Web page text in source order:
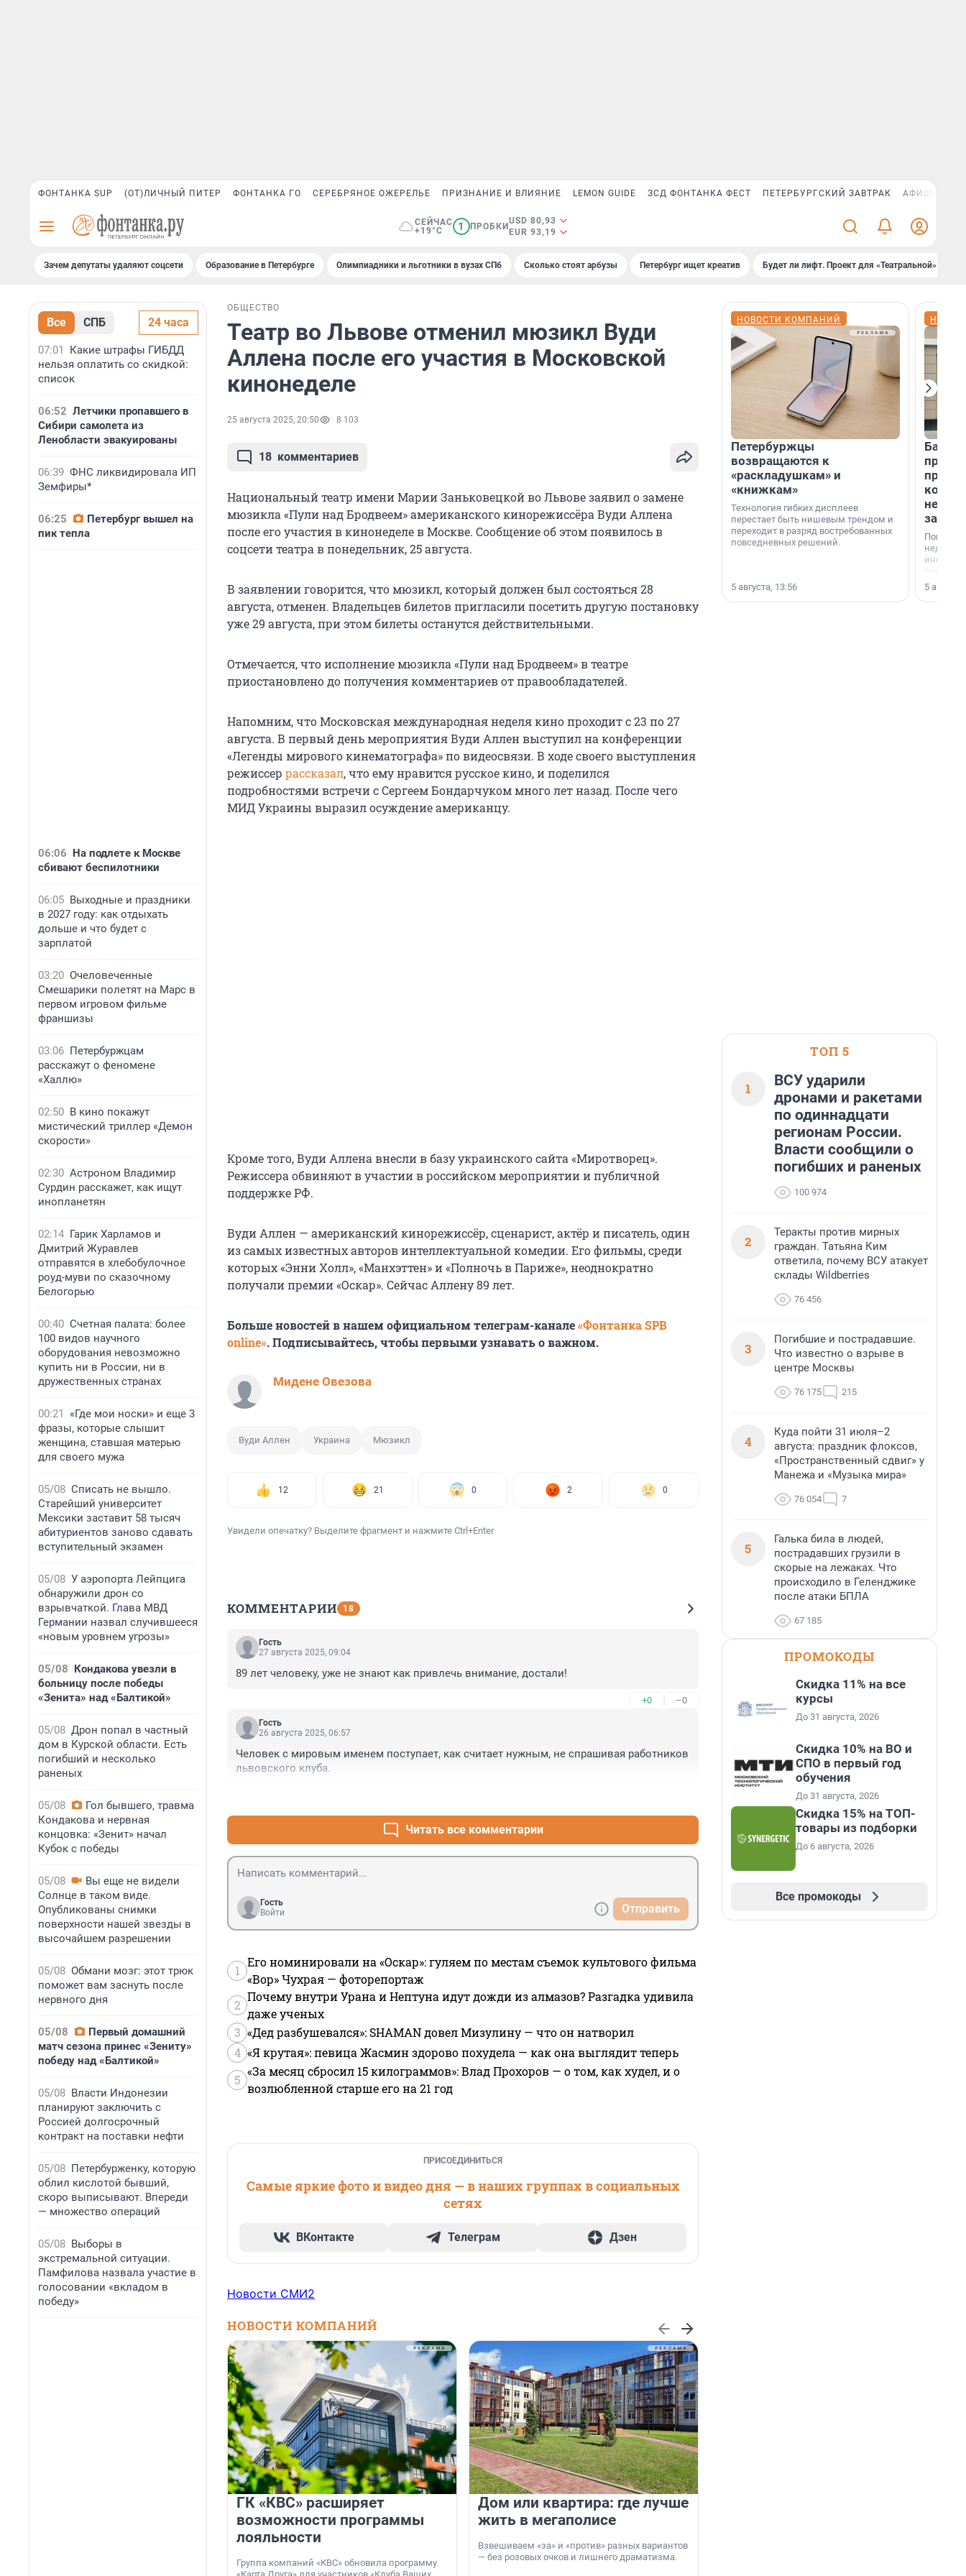
ФОНТАНКА SUP (ОТ)ЛИЧНЫЙ ПИТЕР ФОНТАНКА ГО СЕРЕБРЯНОЕ ОЖЕРЕЛЬЕ ПРИЗНАНИЕ И ВЛИЯНИЕ LEMON GUIDE ЗСД ФОНТАНКА ФЕСТ ПЕТЕРБУРГСКИЙ ЗАВТРАК АФИША PLUS
СЕЙЧАС
+19°C
1 ПРОБКИ
USD 80,93
EUR 93,19
Зачем депутаты удаляют соцсети Образование в Петербурге Олимпиадники и льготники в вузах СПб Сколько стоят арбузы Петербург ищет креатив Будет ли лифт. Проект для «Театральной»
Все СПБ 24 часа
07:01
Какие штрафы ГИБДД
нельзя оплатить со скидкой:
список
06:52 Летчики пропавшего в
Сибири самолета из
Ленобласти эвакуированы
06:39 ФНС ликвидировала ИП
Земфиры*
06:25
Петербург вышел на
пик тепла
06:06 На подлете к Москве
сбивают беспилотники
06:05 Выходные и праздники
в 2027 году: как отдыхать
дольше и что будет с
зарплатой
03:20 Очеловеченные
Смешарики полетят на Марс в
первом игровом фильме
франшизы
03:06 Петербуржцам
расскажут о феномене
«Халлю»
02:50 В кино покажут
мистический триллер «Демон
скорости»
02:30 Астроном Владимир
Сурдин расскажет, как ищут
инопланетян
02:14 Гарик Харламов и
Дмитрий Журавлев
отправятся в хлебобулочное
роуд-муви по сказочному
Белогорью
00:40 Счетная палата: более
100 видов научного
оборудования невозможно
купить ни в России, ни в
дружественных странах
00:21
«Где мои носки» и еще 3
фразы, которые слышит
женщина, ставшая матерью
для своего мужа
05/08 Списать не вышло.
Старейший университет
Мексики заставит 58 тысяч
абитуриентов заново сдавать
вступительный экзамен
05/08 У аэропорта Лейпцига
обнаружили дрон со
взрывчаткой. Глава МВД
Германии назвал случившееся
«новым уровнем угрозы»
05/08 Кондакова увезли в
больницу после победы
«Зенита» над «Балтикой»
05/08 Дрон попал в частный
дом в Курской области. Есть
погибший и несколько
раненых
05/08
Гол бывшего, травма
Кондакова и нервная
концовка: «Зенит» начал
Кубок с победы
05/08
Вы еще не видели
Солнце в таком виде.
Опубликованы снимки
поверхности нашей звезды в
высочайшем разрешении
05/08 Обмани мозг: этот трюк
поможет вам заснуть после
нервного дня
05/08
Первый домашний
матч сезона принес «Зениту»
победу над «Балтикой»
05/08 Власти Индонезии
планируют заключить с
Россией долгосрочный
контракт на поставки нефти
05/08 Петербурженку, которую
облил кислотой бывший,
скоро выписывают. Впереди
— множество операций
05/08 Выборы в
экстремальной ситуации.
Памфилова назвала участие в
голосовании «вкладом в
победу»
ОБЩЕСТВО
Театр во Львове отменил мюзикл Вуди
Аллена после его участия в Московской
кинонеделе
25 августа 2025, 20:50 8 103
18 комментариев
Национальный театр имени Марии Заньковецкой во Львове заявил о замене
мюзикла «Пули над Бродвеем» американского кинорежиссёра Вуди Аллена
после его участия в кинонеделе в Москве. Сообщение об этом появилось в
соцсети театра в понедельник, 25 августа.
В заявлении говорится, что мюзикл, который должен был состояться 28
августа, отменен. Владельцев билетов пригласили посетить другую постановку
уже 29 августа, при этом билеты останутся действительными.
Отмечается, что исполнение мюзикла «Пули над Бродвеем» в театре
приостановлено до получения комментариев от правообладателей.
Напомним, что Московская международная неделя кино проходит с 23 по 27
августа. В первыйдень мероприятия Вуди Аллен выступил на конференции
«Легенды мирового кинематографа» по видеосвязи. В ходе своего выступления
режиссер рассказал, что ему нравится русское кино, и поделился
подробностями встречи с Сергеем Бондарчуком много лет назад. После чего
МИД Украины выразил осуждение американцу.
Кроме того, Вуди Аллена внесли в базу украинского сайта «Миротворец».
Режиссера обвиняют в участии в российском мероприятии и публичной
поддержке РФ.
Вуди Аллен — американский кинорежиссёр, сценарист, актёр и писатель, один
из самых известных авторов интеллектуальной комедии. Его фильмы, среди
которых «Энни Холл», «Манхэттен» и «Полночь в Париже», неоднократно
получали премии «Оскар». Сейчас Аллену 89 лет.
Больше новостей в нашем официальном телеграм-канале«Фонтанка SPB
online». Подписывайтесь, чтобы первыми узнавать о важном.
Мидене Овезова
Вуди Аллен Украина Мюзикл
12 21 0 2 0
Увидели опечатку? Выделите фрагмент и нажмите Ctrl+Enter
КОММЕНТАРИИ 18
Гость
27 августа 2025, 09:04
89 лет человеку, уже не знают как привлечь внимание, достали!
+0 –0
Гость
26 августа 2025, 06:57
Человек с мировым именем поступает, как считает нужным, не спрашивая работников
львовского клуба.
Читать все комментарии
Гость
Войти
Отправить
1
Его номинировали на «Оскар»: гуляем по местам съемок культового фильма
«Вор» Чухрая — фоторепортаж
2
Почему внутри Урана и Нептуна идут дожди из алмазов? Разгадка удивила
даже ученых
3 «Дед разбушевался»: SHAMAN довел Мизулину — что он натворил
4 «Я крутая»: певица Жасмин здорово похудела — как она выглядит теперь
5
«За месяц сбросил 15 килограммов»: Влад Прохоров — о том, как худел, и о
возлюбленной старше его на 21 год
ПРИСОЕДИНИТЬСЯ
Самые яркие фото и видео дня — в наших группах в социальных
сетях
ВКонтакте Телеграм Дзен
Новости СМИ2
НОВОСТИ КОМПАНИЙ
ГК «КВС» расширяет
возможности программы
лояльности
Группа компаний «КВС» обновила программу
Дом или квартира: где лучше
жить в мегаполисе
Взвешиваем «за» и «против» разных вариантов
— без розовых очков и лишнего драматизма.
НОВОСТИ КОМПАНИЙ
Петербуржцы
возвращаются к
«раскладушкам» и
«книжкам»
Технология гибких дисплеев
перестает быть нишевым трендом и
переходит в разряд востребованных
повседневных решений.
5 августа, 13:56
Банк
Покупка
офис,
успех
5
ТОП 5
1
ВСУ ударили
дронами и ракетами
по одиннадцати
регионам России.
Власти сообщили о
погибших и раненых
100 974
2
Теракты против мирных
граждан. Татьяна Ким
ответила, почему ВСУ атакует
склады Wildberries
76 456
3
Погибшие и пострадавшие.
Что известно о взрыве в
центре Москвы
76 175 215
4
Куда пойти 31 июля–2
августа: праздник флоксов,
«Пространственный сдвиг» у
Манежа и «Музыка мира»
76 054 7
5
Галька била в людей,
пострадавших грузили в
скорые на лежаках. Что
происходило в Геленджике
после атаки БПЛА
67 185
ПРОМОКОДЫ
Скидка 11% на все
курсы
До 31 августа, 2026
Скидка 10% на ВО и
СПО в первый год
обучения
До 31 августа, 2026
Скидка 15% на ТОП-
товары из подборки
До 6 августа, 2026
Все промокоды